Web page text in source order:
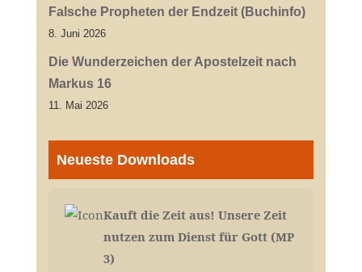
Falsche Propheten der Endzeit (Buchinfo)
8. Juni 2026
Die Wunderzeichen der Apostelzeit nach
Markus 16
11. Mai 2026
Neueste Downloads
Kauft die Zeit aus! Unsere Zeit
nutzen zum Dienst für Gott (MP
3)